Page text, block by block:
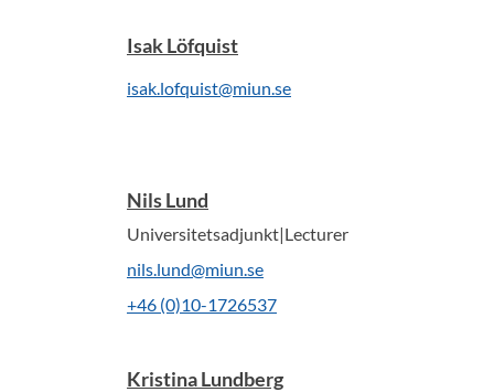
Isak Löfquist
isak.lofquist@miun.se
Nils Lund
Universitetsadjunkt|Lecturer
nils.lund@miun.se
+46 (0)10-1726537
Kristina Lundberg